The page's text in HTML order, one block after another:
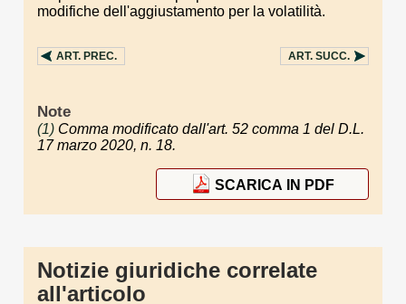
modifiche dell'aggiustamento per la volatilità.
ART. PREC. ART. SUCC.
Note
(1) Comma modificato dall'art. 52 comma 1 del D.L.
17 marzo 2020, n. 18.
SCARICA IN PDF
Notizie giuridiche correlate
all'articolo